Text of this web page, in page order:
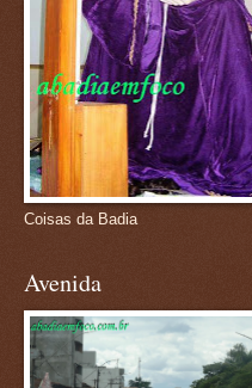
Coisas da Badia
Avenida